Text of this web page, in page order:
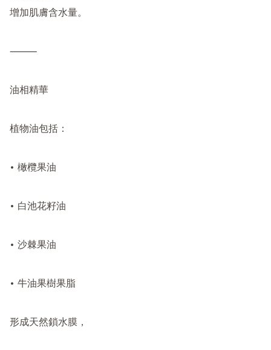
增加肌膚含水量。
⸻
油相精華
植物油包括：
• 橄欖果油
• 白池花籽油
• 沙棘果油
• 牛油果樹果脂
形成天然鎖水膜，